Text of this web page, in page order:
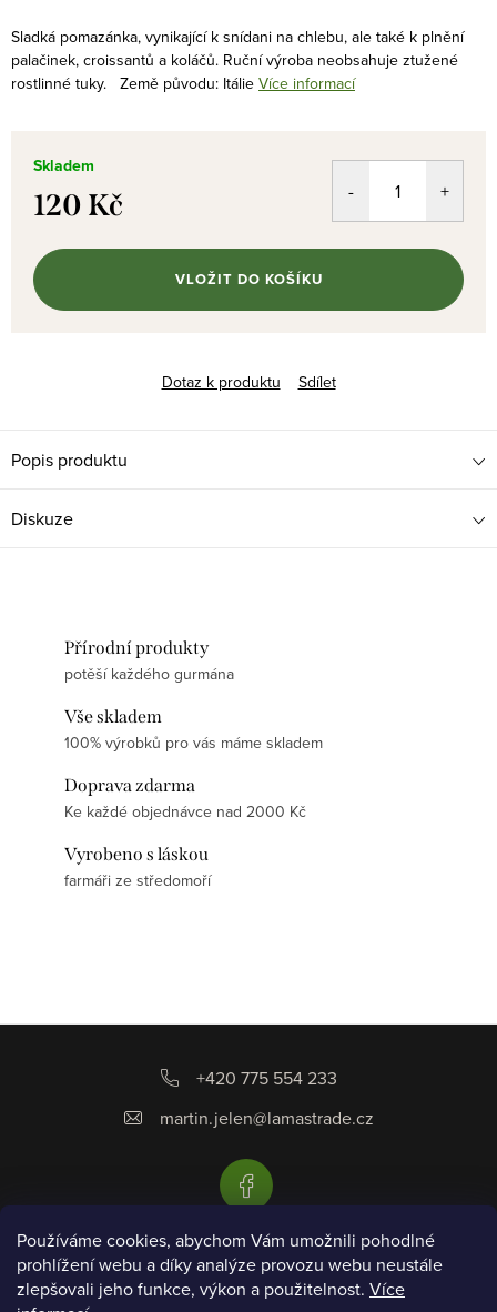
Používáme cookies, abychom Vám umožnili pohodlné
prohlížení webu a díky analýze provozu webu neustále
zlepšovali jeho funkce, výkon a použitelnost. Více
Sladká pomazánka, vynikající k snídani na chlebu, ale také k plnění
palačinek, croissantů a koláčů. Ruční výroba neobsahuje ztužené
rostlinné tuky. Země původu: Itálie Více informací
Skladem
120 Kč
cena:
VLOŽIT DO KOŠÍKU
Dotaz k produktu Sdílet
Popis produktu
Diskuze
Přírodní produkty
potěší každého gurmána
Vše skladem
100% výrobků pro vás máme skladem
Doprava zdarma
Ke každé objednávce nad 2000 Kč
Vyrobeno s láskou
farmáři ze středomoří
+420 775 554 233
martin.jelen@lamastrade.cz
Informace pro vás